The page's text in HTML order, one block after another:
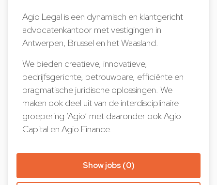
Agio Legal is een dynamisch en klantgericht
advocatenkantoor met vestigingen in
Antwerpen, Brussel en het Waasland.
We bieden creatieve, innovatieve,
bedrijfsgerichte, betrouwbare, efficiënte en
pragmatische juridische oplossingen. We
maken ook deel uit van de interdisciplinaire
groepering ‘Agio’ met daaronder ook Agio
Capital en Agio Finance.
Show jobs (0)